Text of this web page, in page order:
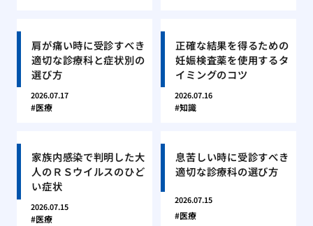
肩が痛い時に受診すべき
適切な診療科と症状別の
選び方
2026.07.17
医療
正確な結果を得るための
妊娠検査薬を使用するタ
イミングのコツ
2026.07.16
知識
家族内感染で判明した大
人のＲＳウイルスのひど
い症状
2026.07.15
医療
息苦しい時に受診すべき
適切な診療科の選び方
2026.07.15
医療